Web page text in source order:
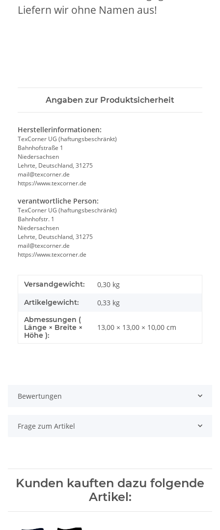
Liefern wir ohne Namen aus!
Angaben zur Produktsicherheit
Herstellerinformationen:
TexCorner UG (haftungsbeschränkt)
Bahnhofstraße 1
Niedersachsen
Lehrte, Deutschland, 31275
mail@texcorner.de
https://www.texcorner.de
verantwortliche Person:
TexCorner UG (haftungsbeschränkt)
Bahnhofstr. 1
Niedersachsen
Lehrte, Deutschland, 31275
mail@texcorner.de
https://www.texcorner.de
Versandgewicht: 0,30 kg
Artikelgewicht: 0,33 kg
Abmessungen (
Länge × Breite ×
Höhe ):
13,00 × 13,00 × 10,00 cm
Bewertungen
Frage zum Artikel
Kunden kauften dazu folgende
Artikel: